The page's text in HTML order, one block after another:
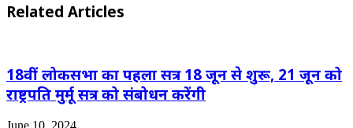
Related Articles
18वीं लोकसभा का पहला सत्र 18 जून से शुरू, 21 जून को
राष्ट्रपति मुर्मू सत्र को संबोधन करेंगी
June 10, 2024